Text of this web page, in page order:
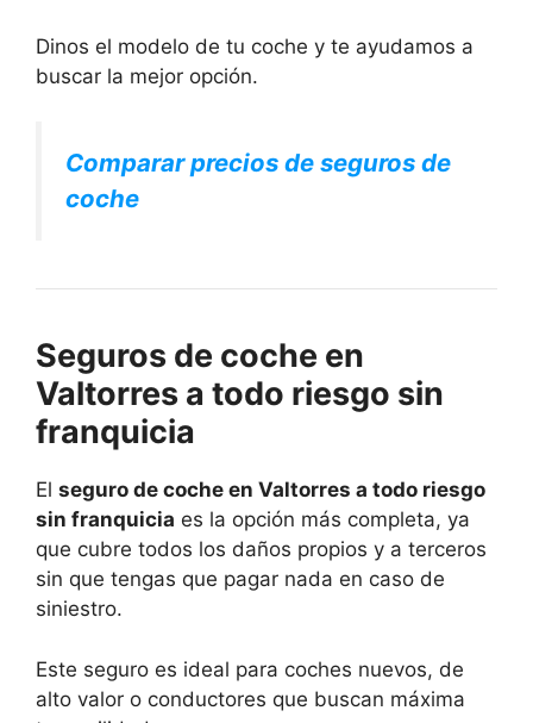
Dinos el modelo de tu coche y te ayudamos a
buscar la mejor opción.
Comparar precios de seguros de
coche
Seguros de coche en
Valtorres a todo riesgo sin
franquicia
El seguro de coche en Valtorres a todo riesgo
sin franquicia es la opción más completa, ya
que cubre todos los daños propios y a terceros
sin que tengas que pagar nada en caso de
siniestro.
Este seguro es ideal para coches nuevos, de
alto valor o conductores que buscan máxima